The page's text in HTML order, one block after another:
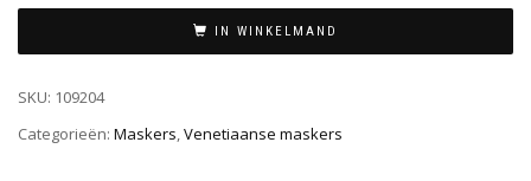
IN WINKELMAND
SKU: 109204
Categorieën: Maskers Venetiaanse maskers